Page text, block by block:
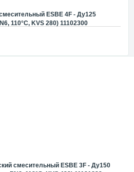
ESBE 4F - Ду125
110°C, KVS 280) 11102300
смесительный ESBE 3F - Ду150